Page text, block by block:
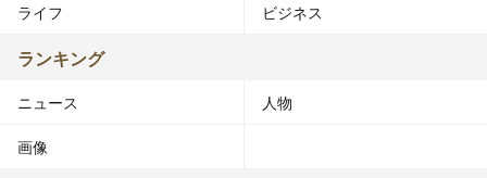
ライフ ビジネス
ランキング
ニュース 人物
画像